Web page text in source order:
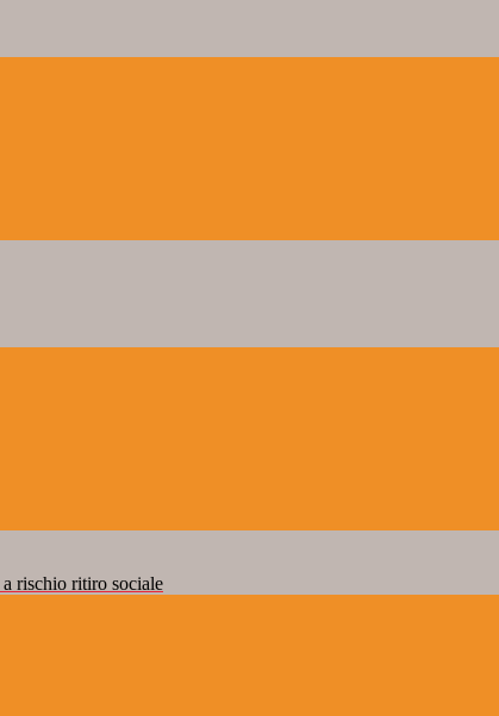
rischio ritiro sociale